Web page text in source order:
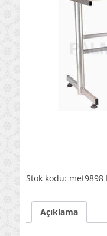
Stok kodu: met9898
Açıklama